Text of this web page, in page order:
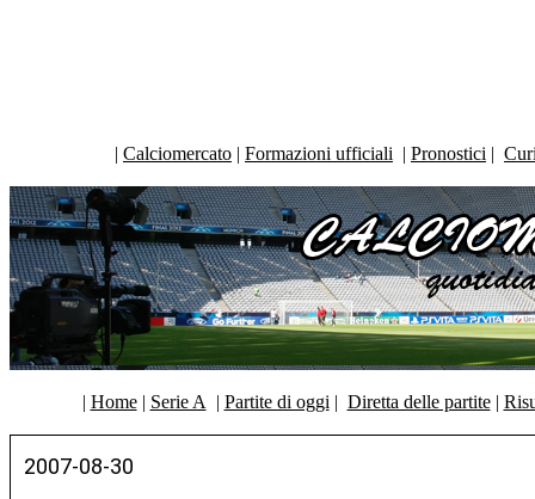
| Calciomercato | Formazioni ufficiali | Pronostici |
| Home| Serie A | Partite di oggi | Diretta delle partite|
2007-08-30